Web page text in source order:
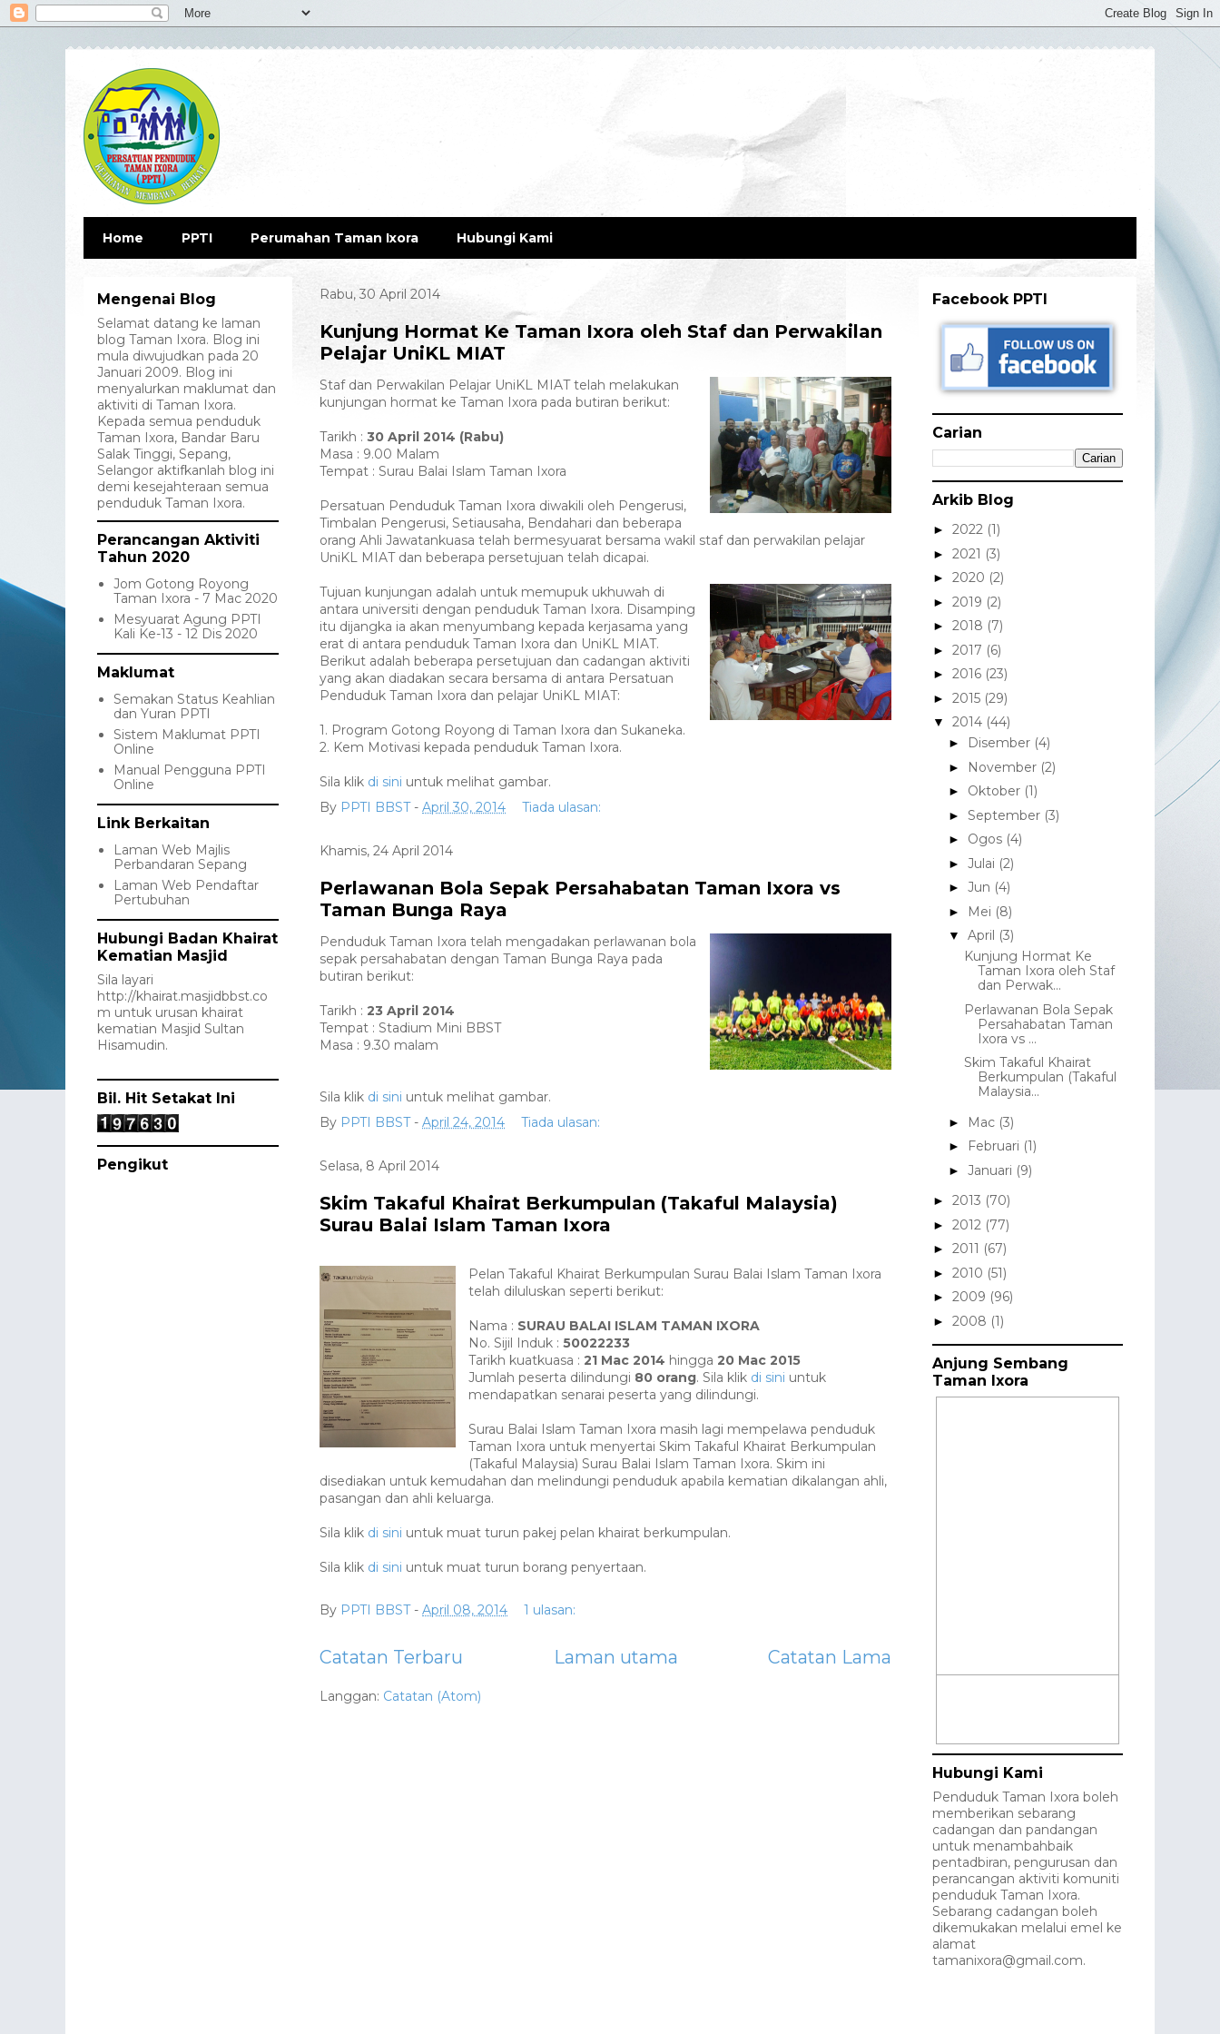
Home PPTI Perumahan Taman Ixora Hubungi Kami
Rabu, 30 April 2014
Kunjung Hormat Ke Taman Ixora oleh Staf dan Perwakilan
Pelajar UniKL MIAT
Staf dan Perwakilan Pelajar UniKL MIAT telah melakukan
kunjungan hormat ke Taman Ixora pada butiran berikut:
Tarikh : 30 April 2014 (Rabu)
Masa : 9.00 Malam
Tempat : Surau Balai Islam Taman Ixora
Persatuan Penduduk Taman Ixora diwakili oleh Pengerusi,
Timbalan Pengerusi, Setiausaha, Bendahari dan beberapa
orang Ahli Jawatankuasa telah bermesyuarat bersama wakil staf dan perwakilan pelajar
UniKL MIAT dan beberapa persetujuan telah dicapai.
Tujuan kunjungan adalah untuk memupuk ukhuwah di
antara universiti dengan penduduk Taman Ixora. Disamping
itu dijangka ia akan menyumbang kepada kerjasama yang
erat di antara penduduk Taman Ixora dan UniKL MIAT.
Berikut adalah beberapa persetujuan dan cadangan aktiviti
yang akan diadakan secara bersama di antara Persatuan
Penduduk Taman Ixora dan pelajar UniKL MIAT:
1. Program Gotong Royong di Taman Ixora dan Sukaneka.
2. Kem Motivasi kepada penduduk Taman Ixora.
Sila klik di sini untuk melihat gambar.
By PPTI BBST - April 30, 2014 Tiada ulasan:
Khamis, 24 April 2014
Perlawanan Bola Sepak Persahabatan Taman Ixora vs
Taman Bunga Raya
Penduduk Taman Ixora telah mengadakan perlawanan bola
sepak persahabatan dengan Taman Bunga Raya pada
butiran berikut:
Tarikh : 23 April 2014
Tempat : Stadium Mini BBST
Masa : 9.30 malam
Sila klik di sini untuk melihat gambar.
By PPTI BBST - April 24, 2014 Tiada ulasan:
Selasa, 8 April 2014
Skim Takaful Khairat Berkumpulan (Takaful Malaysia)
Surau Balai Islam Taman Ixora
Pelan Takaful Khairat Berkumpulan Surau Balai Islam Taman Ixora
telah diluluskan seperti berikut:
Nama : SURAU BALAI ISLAM TAMAN IXORA
No. Sijil Induk : 50022233
Tarikh kuatkuasa : 21 Mac 2014 hingga 20 Mac 2015
Jumlah peserta dilindungi 80 orang. Sila klik di sini untuk
mendapatkan senarai peserta yang dilindungi.
Surau Balai Islam Taman Ixora masih lagi mempelawa penduduk
Taman Ixora untuk menyertai Skim Takaful Khairat Berkumpulan
(Takaful Malaysia) Surau Balai Islam Taman Ixora. Skim ini
disediakan untuk kemudahan dan melindungi penduduk apabila kematian dikalangan ahli,
pasangan dan ahli keluarga.
Sila klik di sini untuk muat turun pakej pelan khairat berkumpulan.
Sila klik di sini untuk muat turun borang penyertaan.
By PPTI BBST - April 08, 2014 1 ulasan:
Catatan Terbaru Catatan Lama
Laman utama
Langgan: Catatan (Atom)
Mengenai Blog
Selamat datang ke laman
blog Taman Ixora. Blog ini
mula diwujudkan pada 20
Januari 2009. Blog ini
menyalurkan maklumat dan
aktiviti di Taman Ixora.
Kepada semua penduduk
Taman Ixora, Bandar Baru
Salak Tinggi, Sepang,
Selangor aktifkanlah blog ini
demi kesejahteraan semua
penduduk Taman Ixora.
Perancangan Aktiviti
Tahun 2020
Jom Gotong Royong
Taman Ixora - 7 Mac 2020
Mesyuarat Agung PPTI
Kali Ke-13 - 12 Dis 2020
Maklumat
Semakan Status Keahlian
dan Yuran PPTI
Sistem Maklumat PPTI
Online
Manual Pengguna PPTI
Online
Link Berkaitan
Laman Web Majlis
Perbandaran Sepang
Laman Web Pendaftar
Pertubuhan
Hubungi Badan Khairat
Kematian Masjid
Sila layari
http://khairat.masjidbbst.co
m untuk urusan khairat
kematian Masjid Sultan
Hisamudin.
Bil. Hit Setakat Ini
Pengikut
Facebook PPTI
Carian
Arkib Blog
► 2022 (1)
► 2021 (3)
► 2020 (2)
► 2019 (2)
► 2018 (7)
► 2017 (6)
► 2016 (23)
► 2015 (29)
▼ 2014 (44)
► Disember (4)
► November (2)
► Oktober (1)
► September (3)
► Ogos (4)
► Julai (2)
► Jun (4)
► Mei (8)
▼ April (3)
Kunjung Hormat Ke
Taman Ixora oleh Staf
dan Perwak...
Perlawanan Bola Sepak
Persahabatan Taman
Ixora vs ...
Skim Takaful Khairat
Berkumpulan (Takaful
Malaysia...
► Mac (3)
► Februari (1)
► Januari (9)
► 2013 (70)
► 2012 (77)
► 2011 (67)
► 2010 (51)
► 2009 (96)
► 2008 (1)
Anjung Sembang
Taman Ixora
Hubungi Kami
Penduduk Taman Ixora boleh
memberikan sebarang
cadangan dan pandangan
untuk menambahbaik
pentadbiran, pengurusan dan
perancangan aktiviti komuniti
penduduk Taman Ixora.
Sebarang cadangan boleh
dikemukakan melalui emel ke
alamat
tamanixora@gmail.com.